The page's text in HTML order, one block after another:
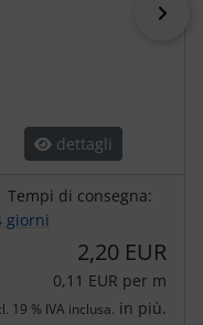
dettagli
Tempi di consegna:
giorni
2,20 EUR
0,11 EUR per m
19 % IVA inclusa. in più.